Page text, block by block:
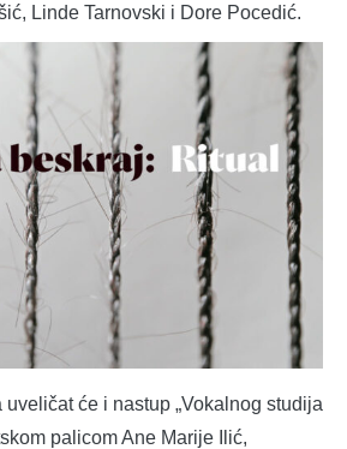
Linde Tarnovski i Dore Pocedić.
će i nastup „Vokalnog studija
palicom Ane Marije Ilić,